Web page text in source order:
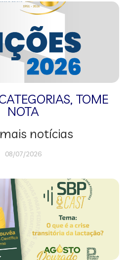
, TOME
NOTA
notícias
08/07/2026